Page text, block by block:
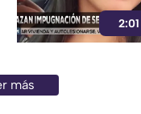
2:01
más